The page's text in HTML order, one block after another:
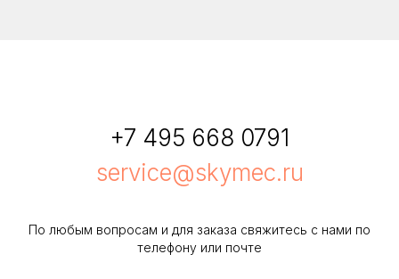
+7 495 668 0791
service@skymec.ru
По любым вопросам и для заказа свяжитесь с нами по
телефону или почте